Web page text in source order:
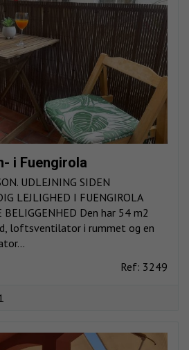
i Fuengirola
UDLEJNING SIDEN
LEJLIGHED I FUENGIROLA
BELIGGENHED Den har 54 m2
loftsventilator i rummet og en
Ref: 3249